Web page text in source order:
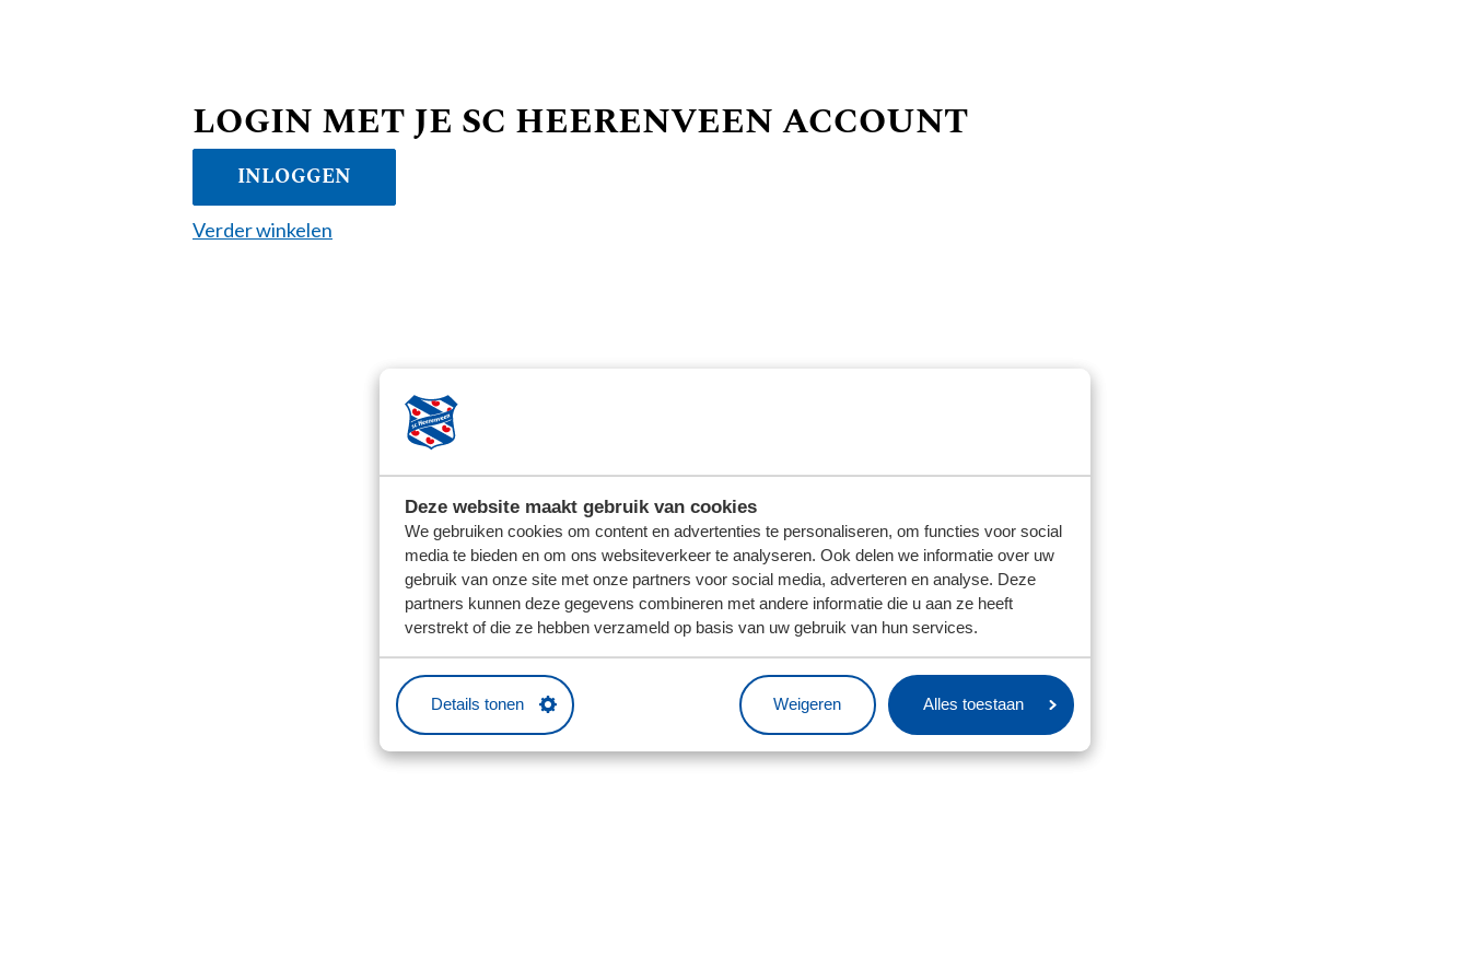
Deze website maakt gebruik van cookies
We gebruiken cookies om content en advertenties te personaliseren, om functies voor social
media te bieden en om ons websiteverkeer te analyseren. Ook delen we informatie over uw
gebruik van onze site met onze partners voor social media, adverteren en analyse. Deze
partners kunnen deze gegevens combineren met andere informatie die u aan ze heeft
verstrekt of die ze hebben verzameld op basis van uw gebruik van hun services.
Details tonen Weigeren Alles toestaan
LOGIN MET JE SC HEERENVEEN ACCOUNT
INLOGGEN
Verder winkelen